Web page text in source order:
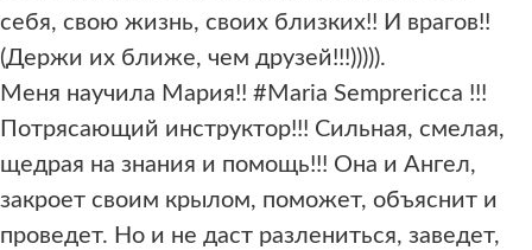
себя, свою жизнь, своих близких!! И врагов!!
(Держи их ближе, чем друзей!!!))))).
Меня научила Мария!! #Maria Semprericca !!!
Потрясающий инструктор!!! Сильная, смелая,
щедрая на знания и помощь!!! Она и Ангел,
закроет своим крылом, поможет, объяснит и
проведет. Но и не даст разлениться, заведет,